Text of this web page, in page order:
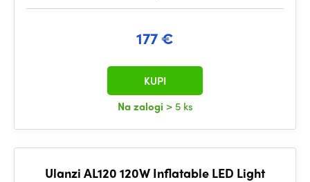
177 €
Na zalogi > 5 ks
KUPI
Ulanzi AL120 120W Inflatable LED Light